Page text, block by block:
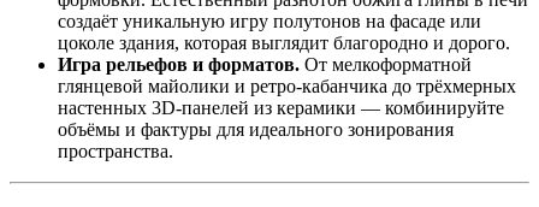
создаёт уникальную игру полутонов на фасаде или
цоколе здания, которая выглядит благородно и дорого.
Игра рельефов и форматов. От мелкоформатной
глянцевой майолики и ретро‑кабанчика до трёхмерных
настенных 3D‑панелей из керамики — комбинируйте
объёмы и фактуры для идеального зонирования
пространства.